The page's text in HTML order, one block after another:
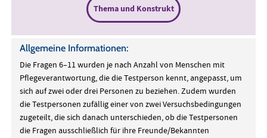
Thema und Konstrukt
Allgemeine Informationen:
Die Fragen 6–11 wurden je nach Anzahl von Menschen mit
Pflegeverantwortung, die die Testperson kennt, angepasst, um
sich auf zwei oder drei Personen zu beziehen. Zudem wurden
die Testpersonen zufällig einer von zwei Versuchsbedingungen
zugeteilt, die sich danach unterschieden, ob die Testpersonen
die Fragen ausschließlich für ihre Freunde/Bekannten